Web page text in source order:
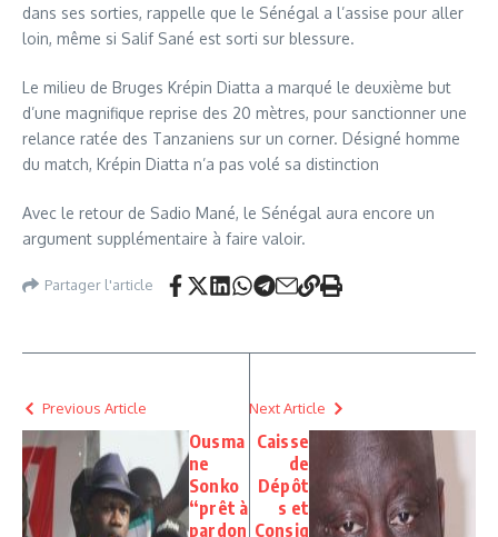
dans ses sorties, rappelle que le Sénégal a l’assise pour aller
loin, même si Salif Sané est sorti sur blessure.
Le milieu de Bruges Krépin Diatta a marqué le deuxième but
d’une magnifique reprise des 20 mètres, pour sanctionner une
relance ratée des Tanzaniens sur un corner. Désigné homme
du match, Krépin Diatta n’a pas volé sa distinction
Avec le retour de Sadio Mané, le Sénégal aura encore un
argument supplémentaire à faire valoir.
Partager l'article
Previous Article
Ousma
ne
Sonko
“prêt à
pardon
Next Article
Caisse
de
Dépôt
s et
Consig